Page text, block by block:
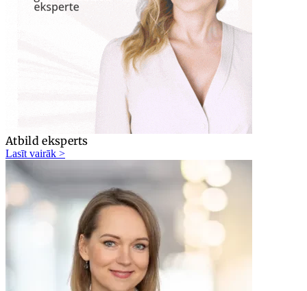
Atbild eksperts
Lasīt vairāk >